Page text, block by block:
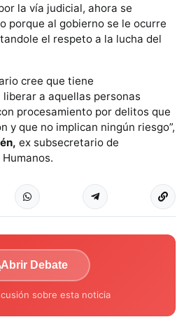
la vía judicial, ahora se
porque al gobierno se le ocurre
el respeto a la lucha del
cree que tiene
a aquellas personas
procesamiento por delitos que
y que no implican ningún riesgo”,
ex subsecretario de
Abrir Debate
sobre esta noticia